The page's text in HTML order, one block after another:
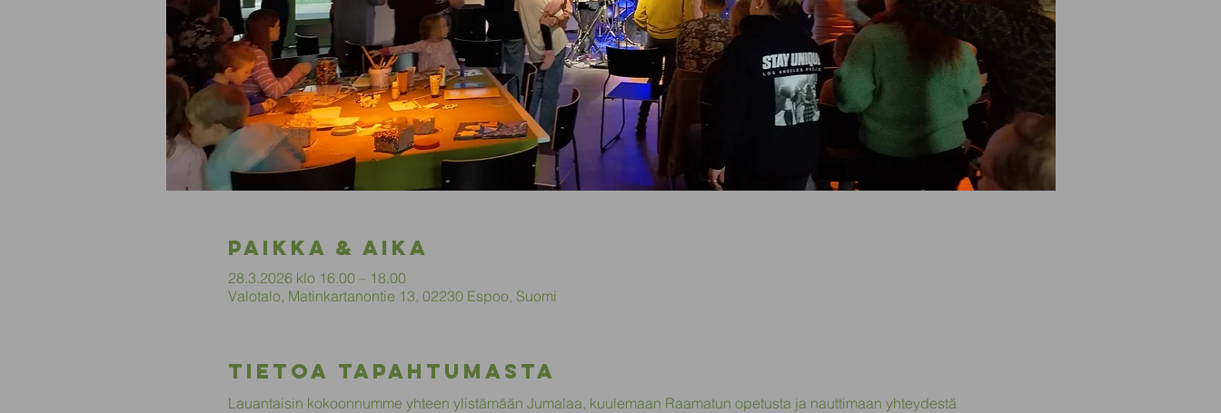
Paikka & aika
28.3.2026 klo 16.00 – 18.00
Valotalo, Matinkartanontie 13, 02230 Espoo, Suomi
Tietoa tapahtumasta
Lauantaisin kokoonnumme yhteen ylistämään Jumalaa, kuulemaan Raamatun opetusta ja nauttimaan yhteydestä